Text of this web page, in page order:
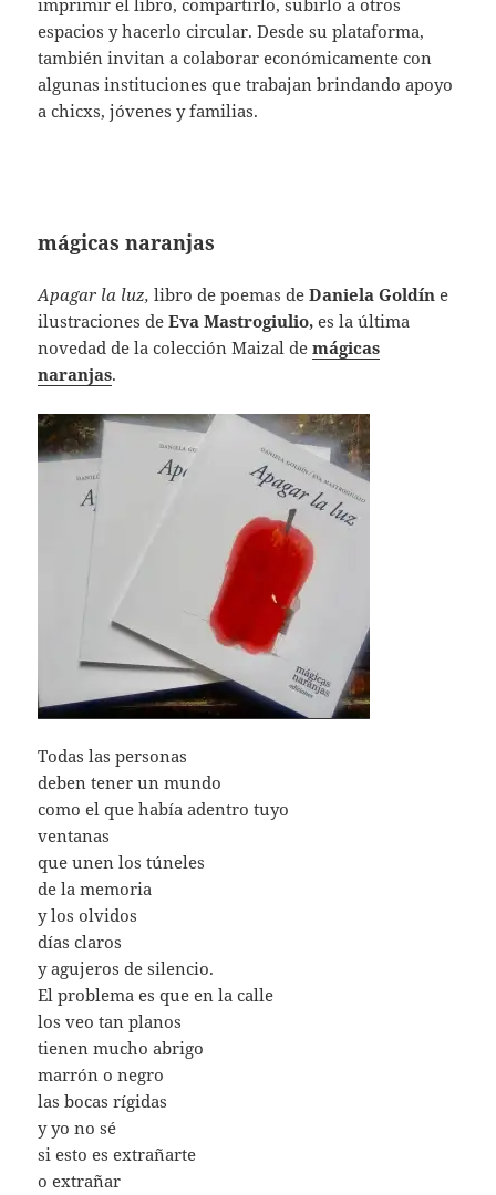
espacios y hacerlo circular. Desde su plataforma,
también invitan a colaborar económicamente con
algunas instituciones que trabajan brindando apoyo
a chicxs, jóvenes y familias.
mágicas naranjas
Apagar la luz, libro de poemas deDaniela Goldín e
ilustraciones deEva Mastrogiulio, es la última
novedad de la colección Maizal demágicas
naranjas.
Todas las personas
deben tener un mundo
como el que había adentro tuyo
ventanas
que unen los túneles
de la memoria
y los olvidos
días claros
y agujeros de silencio.
El problema es que en la calle
los veo tan planos
tienen mucho abrigo
marrón o negro
las bocas rígidas
y yo no sé
si esto es extrañarte
o extrañar